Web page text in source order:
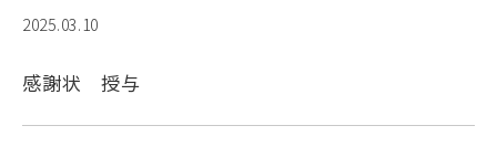
2025.03.10
感謝状 授与